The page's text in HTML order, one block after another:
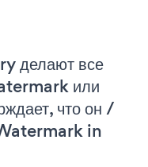
делают все
или
что он /
in